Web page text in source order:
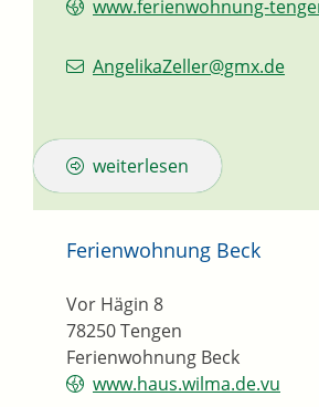
www.ferienwohnung-
AngelikaZeller@gmx.de
weiterlesen
Ferienwohnung Beck
Ferienwohnung Beck
Vor Hägin 8
78250Tengen
www.haus.wilma.de.vu